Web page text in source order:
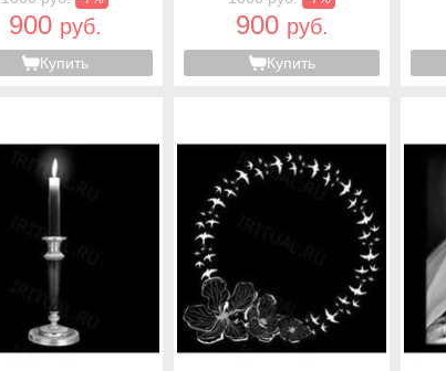
900 руб.
Купить
900 руб.
Купить